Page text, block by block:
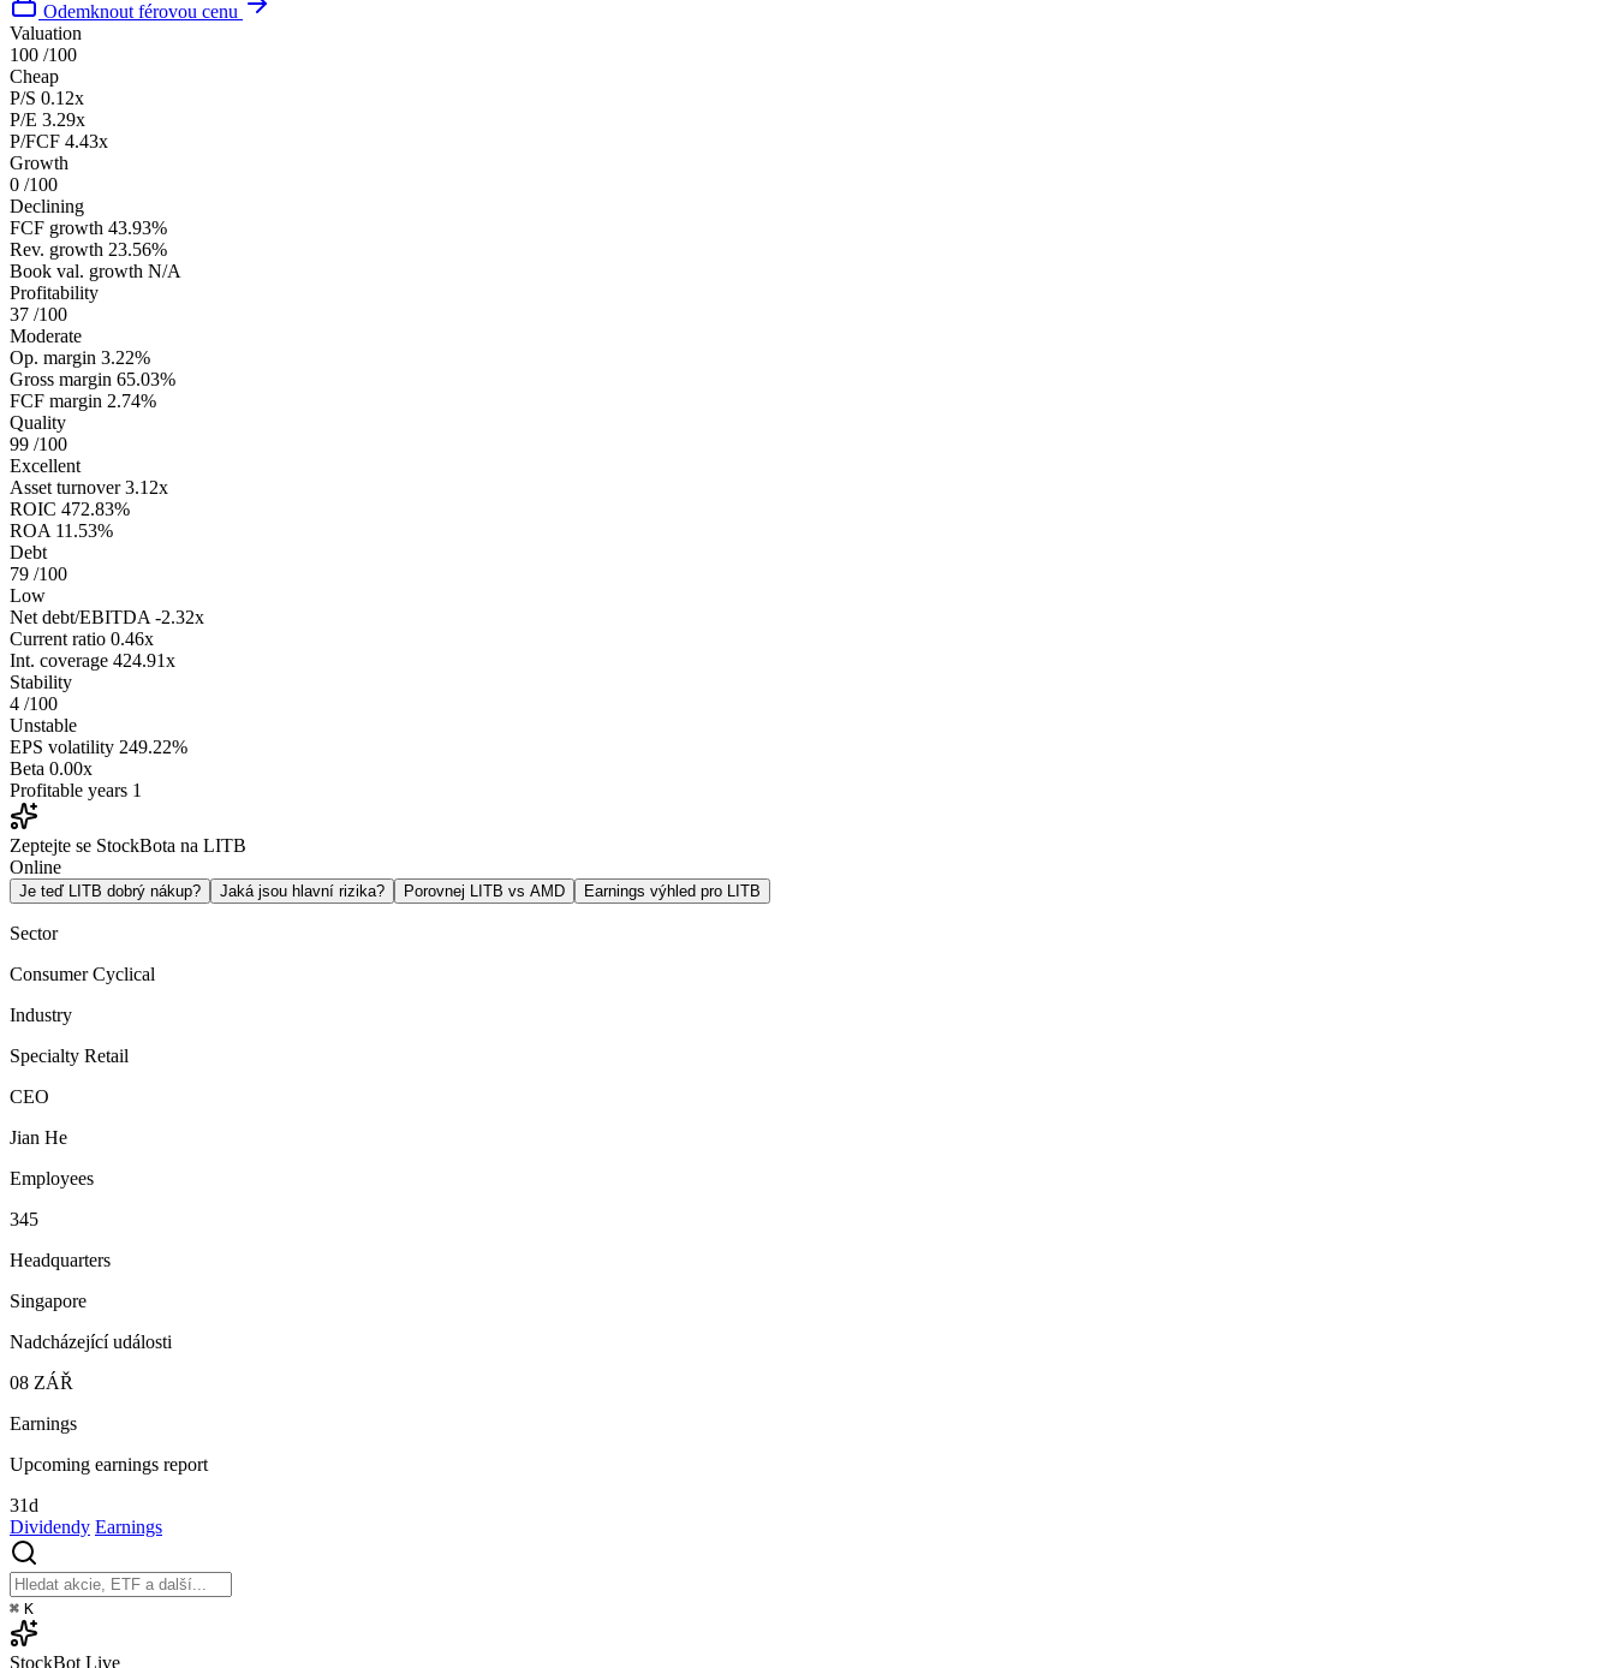
Odemknout férovou cenu
Valuation
100 /100
Cheap
P/S 0.12x
P/E 3.29x
P/FCF 4.43x
Growth
0 /100
Declining
FCF growth 43.93%
Rev. growth 23.56%
Book val. growth N/A
Profitability
37 /100
Moderate
Op. margin 3.22%
Gross margin 65.03%
FCF margin 2.74%
Quality
99 /100
Excellent
Asset turnover 3.12x
ROIC 472.83%
ROA 11.53%
Debt
79 /100
Low
Net debt/EBITDA -2.32x
Current ratio 0.46x
Int. coverage 424.91x
Stability
4 /100
Unstable
EPS volatility 249.22%
Beta 0.00x
Profitable years 1
Zeptejte se StockBota na LITB
Online
Je teď LITB dobrý nákup? Jaká jsou hlavní rizika? Porovnej LITB vs AMD Earnings výhled pro LITB
Sector
Consumer Cyclical
Industry
Specialty Retail
CEO
Jian He
Employees
345
Headquarters
Singapore
Nadcházející události
08 ZÁŘ
Earnings
Upcoming earnings report
31d
Dividendy Earnings
⌘ K
StockBot Live